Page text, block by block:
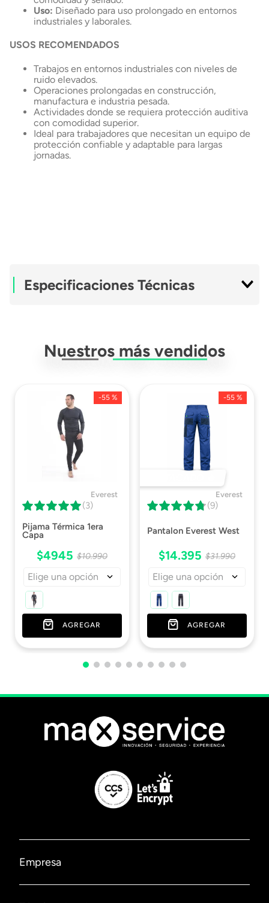
Uso: Diseñado para uso prolongado en entornos
industriales y laborales.
USOS RECOMENDADOS
Trabajos en entornos industriales con niveles de
ruido elevados.
Operaciones prolongadas en construcción,
manufactura e industria pesada.
Actividades donde se requiera protección auditiva
con comodidad superior.
Ideal para trabajadores que necesitan un equipo de
protección confiable y adaptable para largas
jornadas.
Especificaciones Técnicas
Nivel De
32 SNR
Ficha Técnica
Certificado
Nuestros más vendidos
-55 %
Everest
(3)
Pijama Térmica 1era
Capa
$4945 $10.990
Elige una opción
AGREGAR
-55 %
Everest
(9)
Pantalon Everest West
$14.395 $31.990
Elige una opción
AGREGAR
Empresa
Nosotros